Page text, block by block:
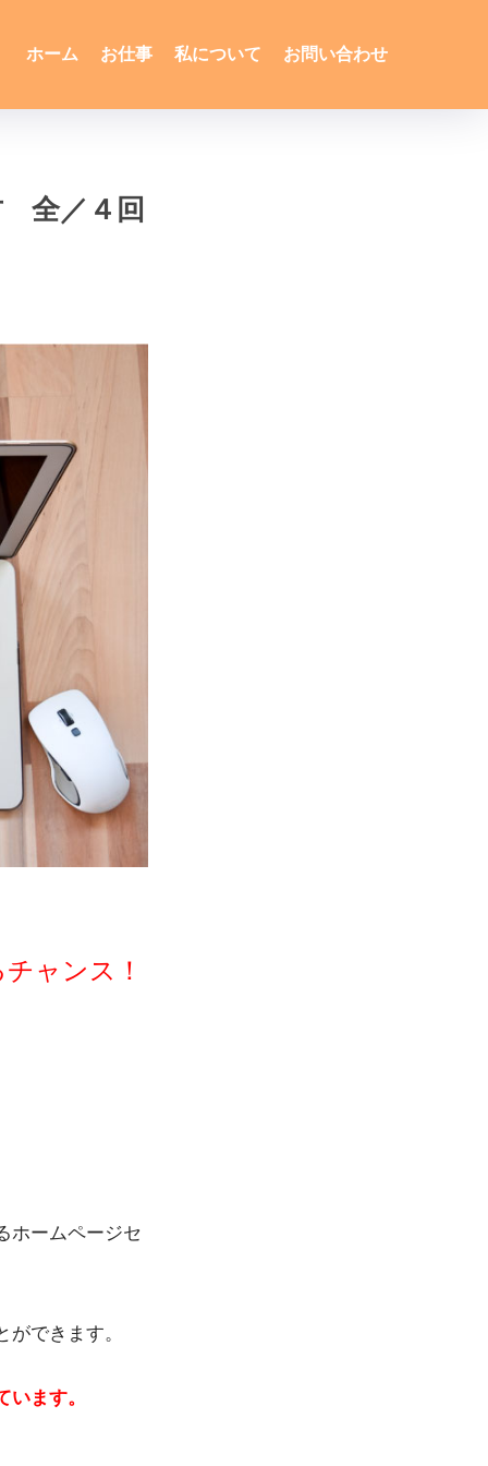
ホーム お仕事 私について お問い合わせ
全／４回
ャンス！
ホームページセ
できます。
ます。